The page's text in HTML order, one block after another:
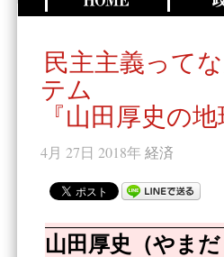
民主主義って
テム
『山田厚史の
4月 27日 2018年 経済
山田厚史（やまだ